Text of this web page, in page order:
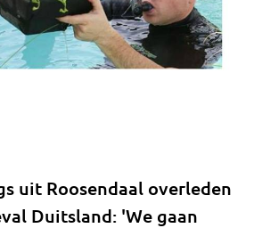
uit Roosendaal overleden
Duitsland: 'We gaan